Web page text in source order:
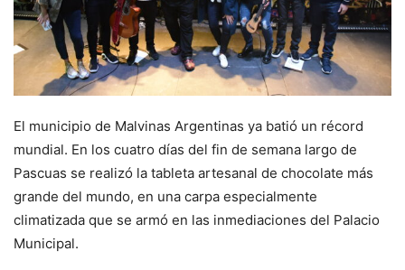
El municipio de Malvinas Argentinas ya batió un récord
mundial. En los cuatro días del fin de semana largo de
Pascuas se realizó la tableta artesanal de chocolate más
grande del mundo, en una carpa especialmente
climatizada que se armó en las inmediaciones del Palacio
Municipal.